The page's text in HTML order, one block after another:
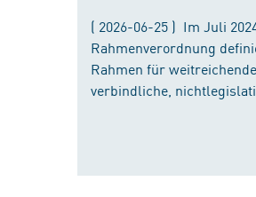
( 2026-06-25 ) Im Juli
Rahmenverordnung
Rahmen für
verbindliche,